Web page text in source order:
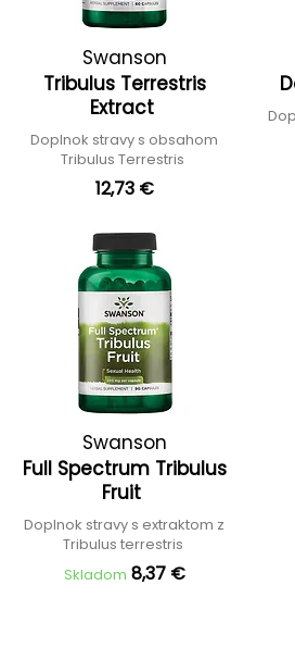
Swanson
Tribulus Terrestris
Extract
Doplnok stravy s obsahom
Tribulus Terrestris
12,73 €
Swanson
Full Spectrum Tribulus
Fruit
Doplnok stravy s extraktom z
Tribulus terrestris
Skladom 8,37 €